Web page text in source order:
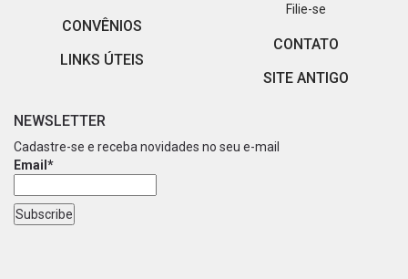
CONVÊNIOS
LINKS ÚTEIS
Filie-se
CONTATO
SITE ANTIGO
NEWSLETTER
Cadastre-se e receba novidades no seu e-mail
Email*